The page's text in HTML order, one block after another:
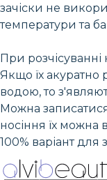
зачіски не
температури та
При
Якщо їх акуратно
водою, то
Можна
носіння їх можна
100% варіант для